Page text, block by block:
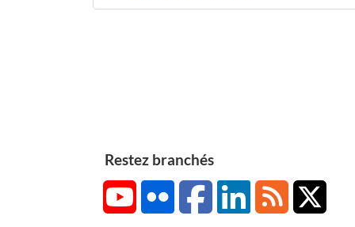
Restez branchés
YouTubeFlickr FacebookLinkedInRSS